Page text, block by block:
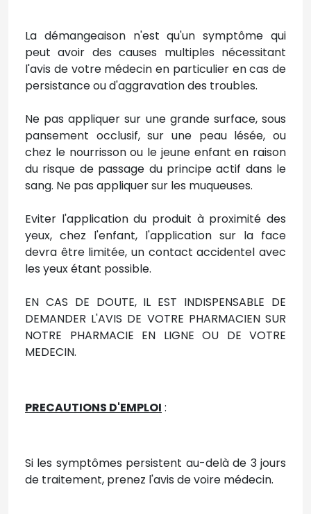
La démangeaison n'est qu'un symptôme qui
peut avoir des causes multiples nécessitant
l'avis de votre médecin en particulier en cas de
persistance ou d'aggravation des troubles.
Ne pas appliquer sur une grande surface, sous
pansement occlusif, sur une peau lésée, ou
chez le nourrisson ou le jeune enfant en raison
du risque de passage du principe actif dans le
sang. Ne pas appliquer sur les muqueuses.
Eviter l'application du produit à proximité des
yeux, chez l'enfant, l'application sur la face
devra être limitée, un contact accidentel avec
les yeux étant possible.
EN CAS DE DOUTE, IL EST INDISPENSABLE DE
DEMANDER L'AVIS DE VOTRE PHARMACIEN SUR
NOTRE PHARMACIE EN LIGNE OU DE VOTRE
MEDECIN.
PRECAUTIONS D'EMPLOI :
Si les symptômes persistent au-delà de 3 jours
de traitement, prenez l'avis de voire médecin.